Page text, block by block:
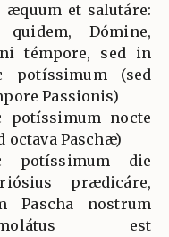
æquum et salutáre:
quidem, Dómine,
témpore, sed in
potíssimum (sed
Passionis)
potíssimum nocte
octava Paschæ)
potíssimum die
prædicáre,
Pascha nostrum
est